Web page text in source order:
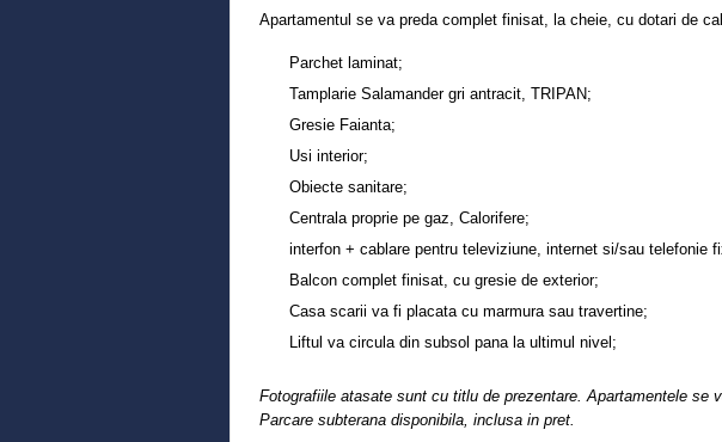
Apartamentul se va preda complet finisat, la cheie, cu dotari de
Parchet laminat;
Tamplarie Salamander gri antracit, TRIPAN;
Gresie Faianta;
Usi interior;
Obiecte sanitare;
Centrala proprie pe gaz, Calorifere;
interfon + cablare pentru televiziune, internet si/sau telefonie
Balcon complet finisat, cu gresie de exterior;
Casa scarii va fi placata cu marmura sau travertine;
Liftul va circula din subsol pana la ultimul nivel;
Fotografiile atasate sunt cu titlu de prezentare. Apartamentele se
Parcare subterana disponibila, inclusa in pret.